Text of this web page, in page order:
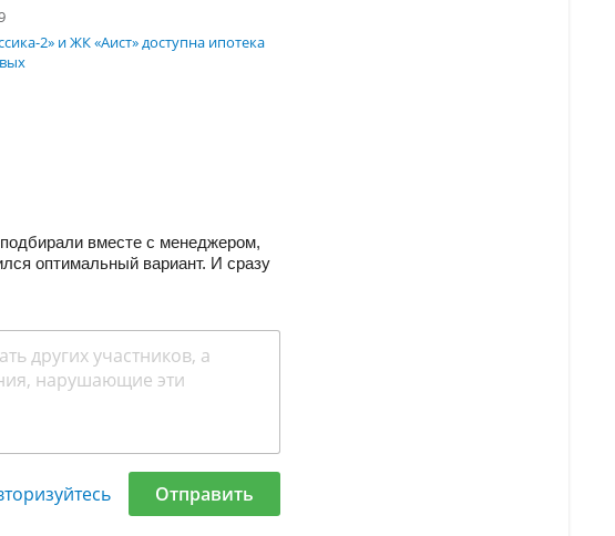
2» и ЖК «Аист» доступна ипотека
вместе с менеджером,
оптимальный вариант. И сразу
Отправить